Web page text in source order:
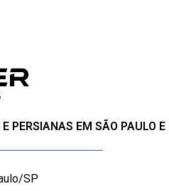
PERSIANAS EM SÃO PAULO E
SP